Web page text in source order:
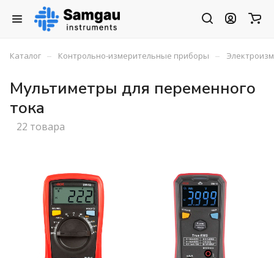
Каталог – Контрольно-измерительные приборы –
Мультиметры для переменного
тока
22 товара